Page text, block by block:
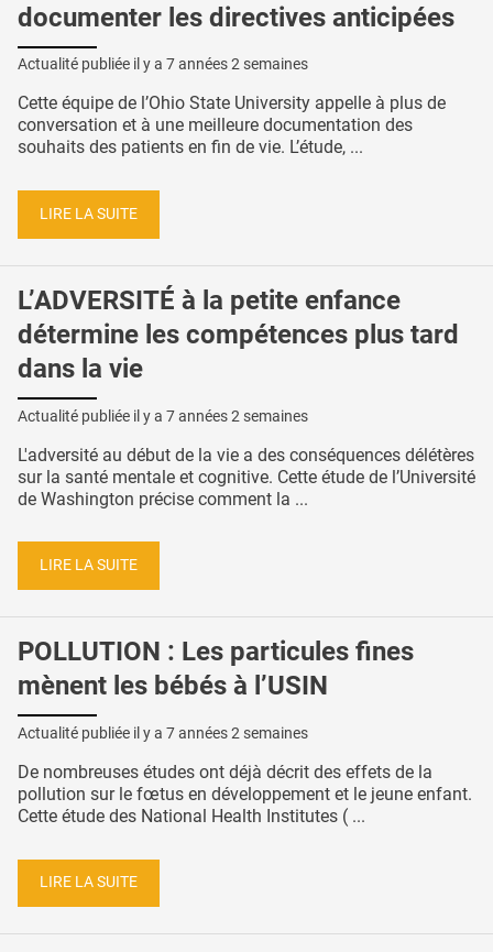
documenter les directives anticipées
Actualité publiée il y a 7 années 2 semaines
Cette équipe de l’Ohio State University appelle à plus de
conversation et à une meilleure documentation des
souhaits des patients en fin de vie. L’étude, ...
LIRE LA SUITE
L’ADVERSITÉ à la petite enfance
détermine les compétences plus tard
dans la vie
Actualité publiée il y a 7 années 2 semaines
L'adversité au début de la vie a des conséquences délétères
sur la santé mentale et cognitive. Cette étude de l’Université
de Washington précise comment la ...
LIRE LA SUITE
POLLUTION : Les particules fines
mènent les bébés à l’USIN
Actualité publiée il y a 7 années 2 semaines
De nombreuses études ont déjà décrit des effets de la
pollution sur le fœtus en développement et le jeune enfant.
Cette étude des National Health Institutes ( ...
LIRE LA SUITE